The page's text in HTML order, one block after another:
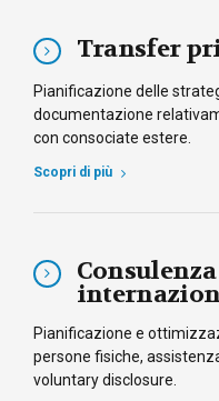
Transfer
Pianificazione delle
documentazione
con consociate estere.
Scopri di più
Pianificazione e
persone fisiche,
voluntary disclosure.